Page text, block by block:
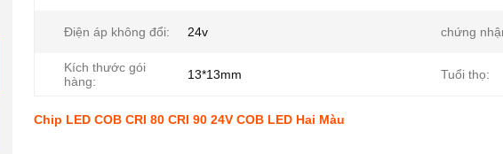
Điện áp không đổi: 24v chứng
Kích thước gói
hàng:
13*13mm Tuổi thọ:
Chip LED COB CRI 80 CRI 90 24V COB LED Hai Màu